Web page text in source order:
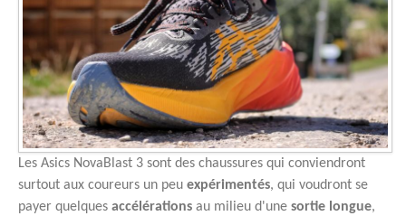
Les Asics NovaBlast 3 sont des chaussures qui conviendront
surtout aux coureurs un peu expérimentés, qui voudront se
payer quelques accélérations au milieu d'une sortie longue,